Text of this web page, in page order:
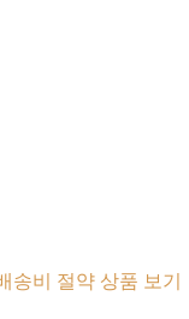
송비 절약 상품 보기